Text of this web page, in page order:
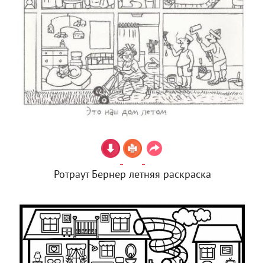
Ротраут Бернер летняя раскраска